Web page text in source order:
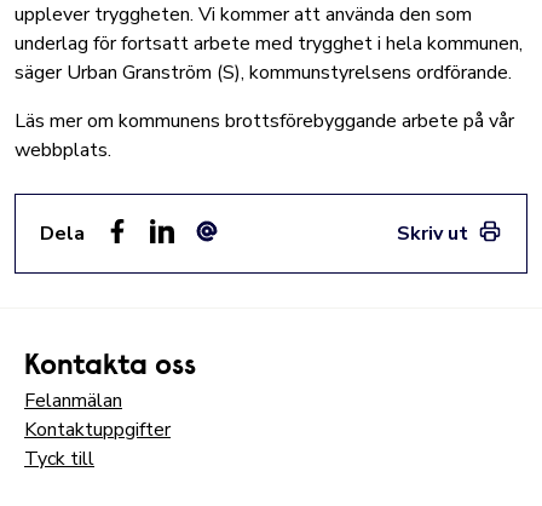
upplever tryggheten. Vi kommer att använda den som
underlag för fortsatt arbete med trygghet i hela kommunen,
säger Urban Granström (S), kommunstyrelsens ordförande.
Läs mer om kommunens brottsförebyggande arbete på vår
webbplats.
Dela
Skriv ut
Kontakta oss
Felanmälan
Kontaktuppgifter
Tyck till